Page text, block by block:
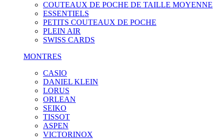
COUTEAUX DE POCHE DE TAILLE MOYENNE
ESSENTIELS
PETITS COUTEAUX DE POCHE
PLEIN AIR
SWISS CARDS
MONTRES
CASIO
DANIEL KLEIN
LORUS
ORLEAN
SEIKO
TISSOT
ASPEN
VICTORINOX